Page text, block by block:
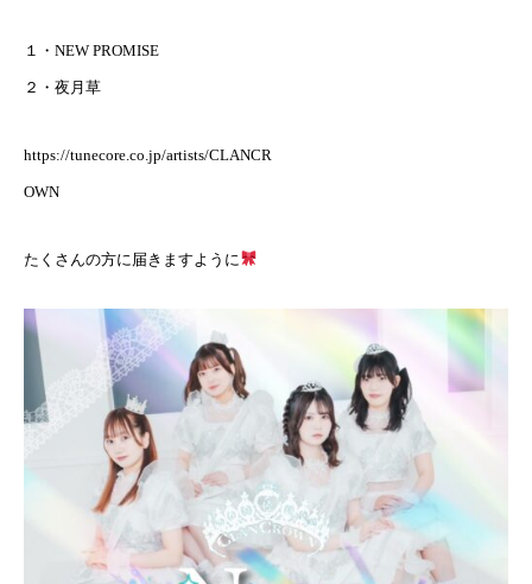
１・NEW PROMISE
２・夜月草
https://tunecore.co.jp/artists/CLANCR
OWN
たくさんの方に届きますように